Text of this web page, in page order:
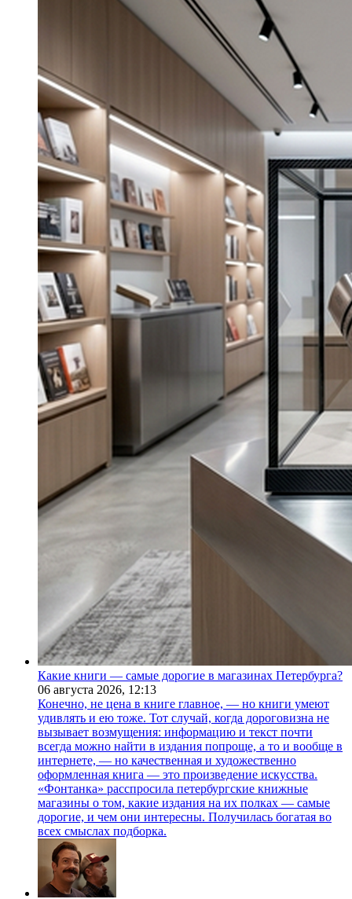
Какие книги — самые дорогие в магазинах Петербурга?
06 августа 2026, 12:13
Конечно, не цена в книге главное, — но книги умеют
удивлять и ею тоже. Тот случай, когда дороговизна не
вызывает возмущения: информацию и текст почти
всегда можно найти в издания попроще, а то и вообще в
интернете, — но качественная и художественно
оформленная книга — это произведение искусства.
«Фонтанка» расспросила петербургские книжные
магазины о том, какие издания на их полках — самые
дорогие, и чем они интересны. Получилась богатая во
всех смыслах подборка.